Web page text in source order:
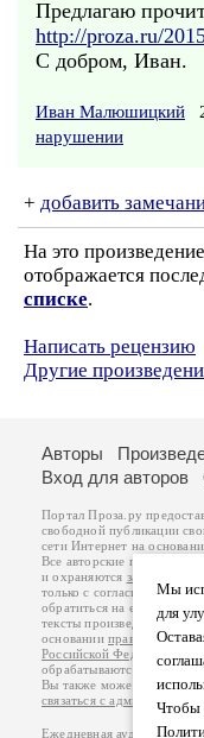
Предлагаю
http://proza.ru/
С добром, Иван.
Иван Малюшицкий
нарушении
+ добавить
На это
отображается
списке.
Написать рецензию
Другие
Мы
для
Чтобы
Авторы
Вход для авторов
Портал Проза.ру
свободной публикации
сети Интернет на
Все авторские права на
и охраняются законом
.
только с согласия его
обратиться на его
тексты произведений
основанииправил
Российской Федерации
обрабатываются на
Вы также можете
связаться с администрацией
Ежедневная аудитория